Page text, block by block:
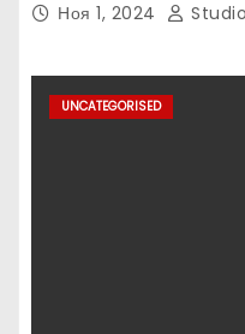
Ноя 1, 2024
UNCATEGORISED